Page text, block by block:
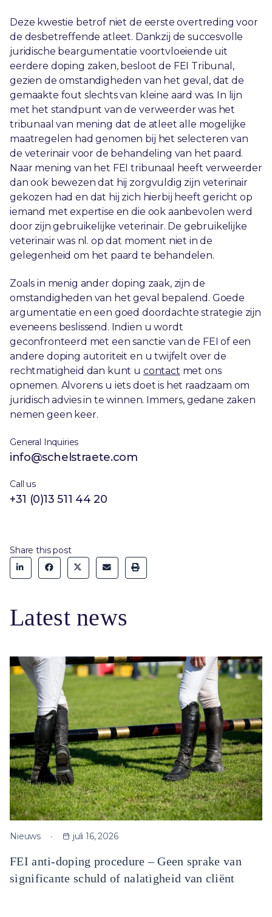
Deze kwestie betrof niet de eerste overtreding voor
de desbetreffende atleet. Dankzij de succesvolle
juridische beargumentatie voortvloeiende uit
eerdere doping zaken, besloot de FEI Tribunal,
gezien de omstandigheden van het geval, dat de
gemaakte fout slechts van kleine aard was. In lijn
met het standpunt van de verweerder was het
tribunaal van mening dat de atleet alle mogelijke
maatregelen had genomen bij het selecteren van
de veterinair voor de behandeling van het paard.
Naar mening van het FEI tribunaal heeft verweerder
dan ook bewezen dat hij zorgvuldig zijn veterinair
gekozen had en dat hij zich hierbij heeft gericht op
iemand met expertise en die ook aanbevolen werd
door zijn gebruikelijke veterinair. De gebruikelijke
veterinair was nl. op dat moment niet in de
gelegenheid om het paard te behandelen.
Zoals in menig ander doping zaak, zijn de
omstandigheden van het geval bepalend. Goede
argumentatie en een goed doordachte strategie zijn
eveneens beslissend. Indien u wordt
geconfronteerd met een sanctie van de FEI of een
andere doping autoriteit en u twijfelt over de
rechtmatigheid dan kunt u contact met ons
opnemen. Alvorens u iets doet is het raadzaam om
juridisch advies in te winnen. Immers, gedane zaken
nemen geen keer.
General Inquiries
info@schelstraete.com
Call us
+31 (0)13 511 44 20
Share this post
Latest news
Nieuws juli 16, 2026
FEI anti-doping procedure – Geen sprake van
significante schuld of nalatigheid van cliënt